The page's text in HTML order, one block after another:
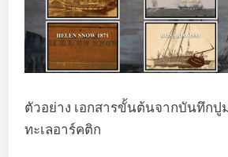
ตัวอย่าง เอกสารขั้นต้นจากบันทึกปู
ทะเลอาร์คติก